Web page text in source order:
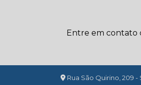
Entre em contato
Rua São Quirino, 209 -